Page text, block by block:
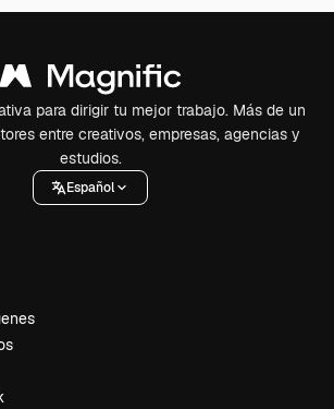
para dirigir tu mejor trabajo. Más de un
entre creativos, empresas, agencias y
estudios.
Español